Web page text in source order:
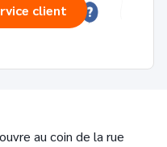
client
au coin de la rue